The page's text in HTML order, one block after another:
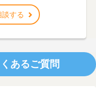
する
あるご質問